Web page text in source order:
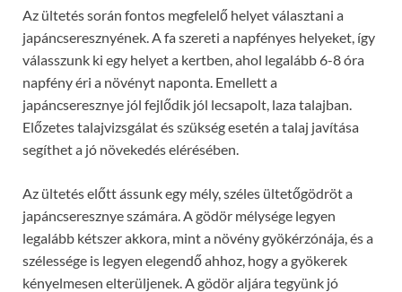
Az ültetés során fontos megfelelő helyet választani a
japáncseresznyének. A fa szereti a napfényes helyeket, így
válasszunk ki egy helyet a kertben, ahol legalább 6-8 óra
napfény éri a növényt naponta. Emellett a
japáncseresznye jól fejlődik jól lecsapolt, laza talajban.
Előzetes talajvizsgálat és szükség esetén a talaj javítása
segíthet a jó növekedés elérésében.
Az ültetés előtt ássunk egy mély, széles ültetőgödröt a
japáncseresznye számára. A gödör mélysége legyen
legalább kétszer akkora, mint a növény gyökérzónája, és a
szélessége is legyen elegendő ahhoz, hogy a gyökerek
kényelmesen elterüljenek. A gödör aljára tegyünk jó